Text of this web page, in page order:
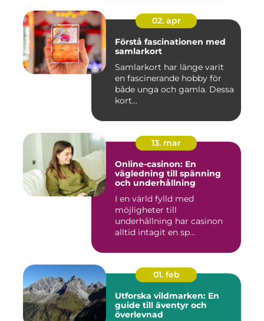
02. apr
Förstå fascinationen med
samlarkort
Samlarkort har länge varit
en fascinerande hobby för
både unga och gamla. Dessa
kort...
13. mar
Online-casinon: En
vägledning till spänning
och underhållning
I en värld fylld med
möjligheter till
underhållning har casinon
alltid intagit en sp...
01. feb
Utforska vildmarken: En
guide till äventyr och
överlevnad